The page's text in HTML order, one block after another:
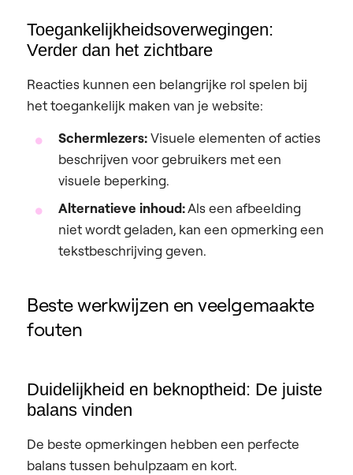
Toegankelijkheidsoverwegingen:
Verder dan het zichtbare
Reacties kunnen een belangrijke rol spelen bij
het toegankelijk maken van je website:
Schermlezers:Visuele elementen of acties
beschrijven voor gebruikers met een
visuele beperking.
Alternatieve inhoud:Als een afbeelding
niet wordt geladen, kan een opmerking een
tekstbeschrijving geven.
Beste werkwijzen en veelgemaakte
fouten
Duidelijkheid en beknoptheid: De juiste
balans vinden
De beste opmerkingen hebben een perfecte
balans tussen behulpzaam en kort.